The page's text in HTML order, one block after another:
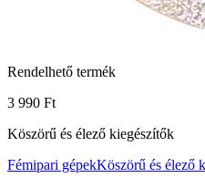
Rendelhető termék
3 990 Ft
Köszörű és élező kiegészítők
Fémipari gépekKöszörű és élező